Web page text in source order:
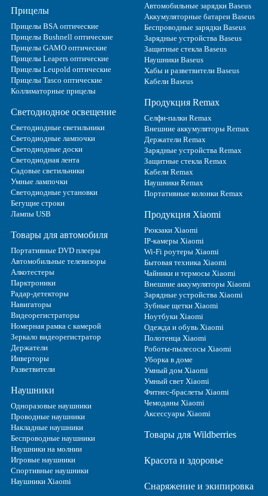
Прицелы
Прицелы BSA оптические
Прицелы Bushnell оптические
Прицелы GAMO оптические
Прицелы Leapers оптические
Прицелы Leupold оптические
Прицелы Tasco оптические
Коллиматорные прицелы
Светодиодное освещение
Светодиодные светильники
Светодиодные лампочки
Светодиодные доски
Светодиодная лента
Садовые светильники
Умные лампочки
Светодиодные установки
Бегущие строки
Лампы USB
Товары для автомобиля
Портативные DVD плееры
Автомобильные телевизоры
Алкотестеры
Парктроники
Радар-детекторы
Навигаторы
Видеорегистраторы
Номерная рамка с камерой
Зеркало видеорегистратор
Держатели
Инверторы
Разветвители
Наушники
Одноразовые наушники
Проводные наушники
Накладные наушники
Беспроводные наушники
Наушники на молнии
Игровые наушники
Спортивные наушники
Наушники Xiaomi
Автомобильные зарядки Baseus
Аккумуляторные батареи Baseus
Беспроводные зарядки Baseus
Зарядные устройства Baseus
Защитные стекла Baseus
Наушники Baseus
Хабы и разветвители Baseus
Кабели Baseus
Продукция Remax
Селфи-палки Remax
Внешние аккумуляторы Remax
Держатели Remax
Зарядные устройства Remax
Защитные стекла Remax
Кабели Remax
Наушники Remax
Портативные колонки Remax
Продукция Xiaomi
Рюкзаки Xiaomi
IP-камеры Xiaomi
Wi-Fi роутеры Xiaomi
Бытовая техника Xiaomi
Чайники и термосы Xiaomi
Внешние аккумуляторы Xiaomi
Зарядные устройства Xiaomi
Зубные щетки Xiaomi
Ноутбуки Xiaomi
Одежда и обувь Xiaomi
Полотенца Xiaomi
Роботы-пылесосы Xiaomi
Уборка в доме
Умный дом Xiaomi
Умный свет Xiaomi
Фитнес-браслеты Xiaomi
Чемоданы Xiaomi
Аксессуары Xiaomi
Товары для Wildberries
Красота и здоровье
Снаряжение и экипировка